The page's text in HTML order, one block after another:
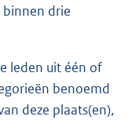
binnen drie
leden uit één of
benoemd
deze plaats(en),